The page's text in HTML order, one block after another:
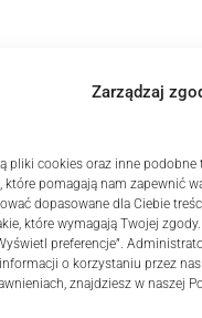
Zarządzaj
pliki cookies oraz inne
pomagają nam zapewnić
dopasowane dla Ciebie
które wymagają Twojej
preferencje”.
o korzystaniu przez
znajdziesz w naszej